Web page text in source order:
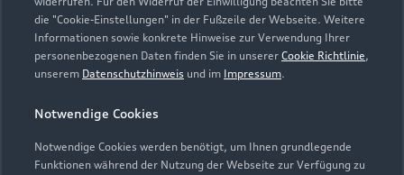
die "Cookie-Einstellungen" in der Fußzeile der Webseite. Weitere
Informationen sowie konkrete Hinweise zur Verwendung Ihrer
personenbezogenen Daten finden Sie in unserer Cookie Richtlinie,
unserem Datenschutzhinweis und im Impressum.
Notwendige Cookies
Notwendige Cookies werden benötigt, um Ihnen grundlegende
Funktionen während der Nutzung der Webseite zur Verfügung zu